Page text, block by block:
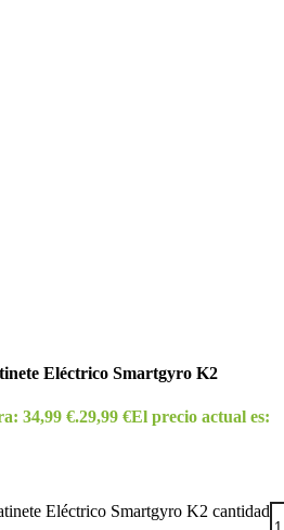
Eléctrico Smartgyro K2
34,99 €.29,99 €El precio actual es:
Eléctrico Smartgyro K2 cantidad